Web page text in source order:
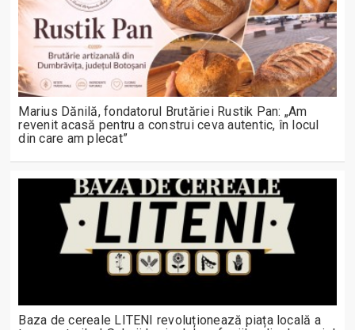
Marius Dănilă, fondatorul Brutăriei Rustik Pan: „Am
revenit acasă pentru a construi ceva autentic, în locul
din care am plecat”
Baza de cereale LITENI revoluționează piața locală a